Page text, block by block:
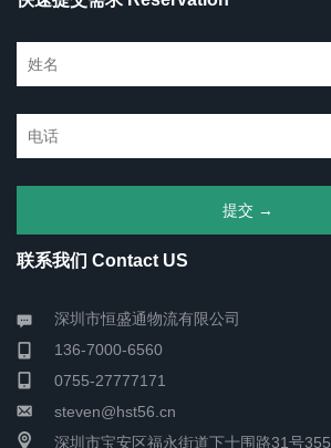
联系我们 Contact US
深圳市恒盛通物流有限公司
136-7000-6560
0755-27777171
steven@hst56.cn
深圳市宝安区福永街道下十围路31号355